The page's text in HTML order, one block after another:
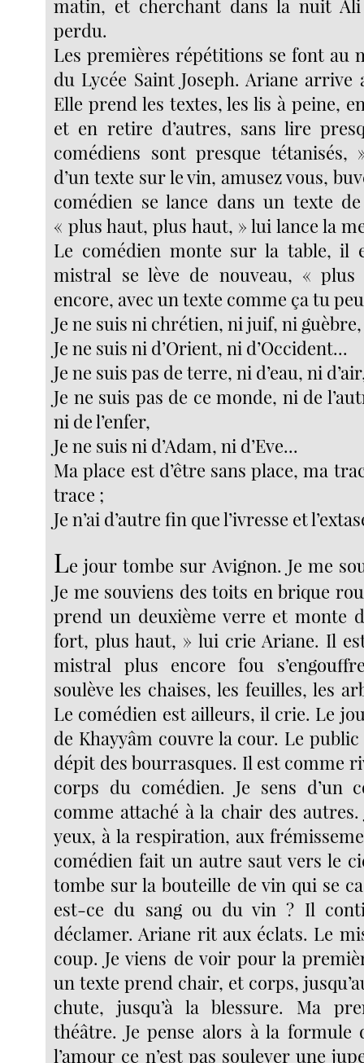
matin, et cherchant dans la nuit Ali
perdu.
Les premières répétitions se font au
du Lycée Saint Joseph. Ariane arrive
Elle prend les textes, les lis à peine,
et en retire d’autres, sans lire
comédiens sont presque tétanisés,
d’un texte sur le vin, amusez vous,
comédien se lance dans un texte
« plus haut, plus haut, » lui lance la
Le comédien monte sur la table, il
mistral se lève de nouveau, «
encore, avec un texte comme ça tu
Je ne suis ni chrétien, ni juif, ni
Je ne suis ni d’Orient, ni d’Occident...
Je ne suis pas de terre, ni d’eau, ni
Je ne suis pas de ce monde, ni de
ni de l’enfer,
Je ne suis ni d’Adam, ni d’Eve...
Ma place est d’être sans place, ma
trace ;
Je n’ai d’autre fin que l’ivresse et
Le jour tombe sur Avignon. Je me
Je me souviens des toits en brique
prend un deuxième verre et monte
fort, plus haut, » lui crie Ariane. Il
mistral plus encore fou
soulève les chaises, les feuilles, les
Le comédien est ailleurs, il crie. Le
de Khayyâm couvre la cour. Le public
dépit des bourrasques. Il est comme
corps du comédien. Je sens d’un
comme attaché à la chair des
yeux, à la respiration, aux
comédien fait un autre saut vers le
tombe sur la bouteille de vin qui se
est-ce du sang ou du vin ? Il
déclamer. Ariane rit aux éclats. Le
coup. Je viens de voir pour la
un texte prend chair, et corps,
chute, jusqu’à la blessure. Ma
théâtre. Je pense alors à la formule
l’amour ce n’est pas soulever une